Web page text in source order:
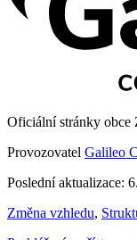
Oficiální stránky obce
Provozovatel Galileo
Poslední aktualizace:
Změna vzhledu,